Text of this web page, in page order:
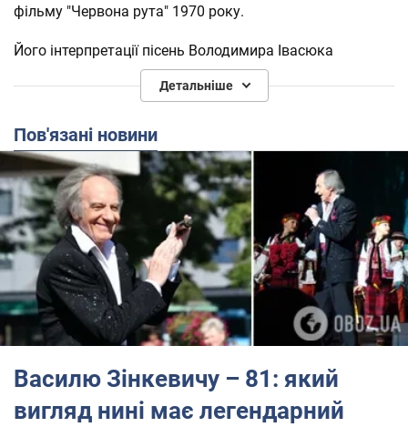
фільму "Червона рута" 1970 року.
Його інтерпретації пісень Володимира Івасюка
"Червона рута", "Мила моя" та "На швидких поїздах"
зробили його відомим у всьому Радянському Союзі.
У 1995 році він отримав звання Народного артисту
України.
2009 року отримав звання Героя України.
Кілька пісень Зінкевича увійшли до "Золотого фонду
української творчості".
Детальніше
Пов'язані новини
Василю Зінкевичу – 81: який
вигляд нині має легендарний